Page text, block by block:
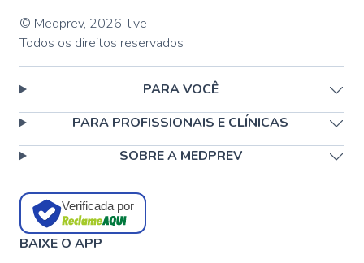
© Medprev, 2026, live
Todos os direitos reservados
PARA VOCÊ
PARA PROFISSIONAIS E CLÍNICAS
SOBRE A MEDPREV
Verificada por
BAIXE O APP